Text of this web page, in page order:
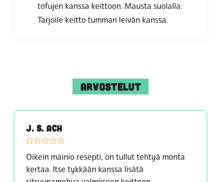
tofujen kanssa keittoon. Mausta suolalla.
Tarjoile keitto tumman leivän kanssa.
ARVOSTELUT
J. S. ACH
Oikein mainio resepti, on tullut tehtyä monta
kertaa. Itse tykkään kanssa lisätä